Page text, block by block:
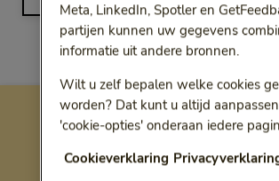
Meta, LinkedIn, Spotler en
partijen kunnen uw gegevens
informatie uit andere bronnen.
Wilt u zelf bepalen welke cookies
worden? Dat kunt u altijd
'cookie-opties' onderaan iedere
Cookieverklaring